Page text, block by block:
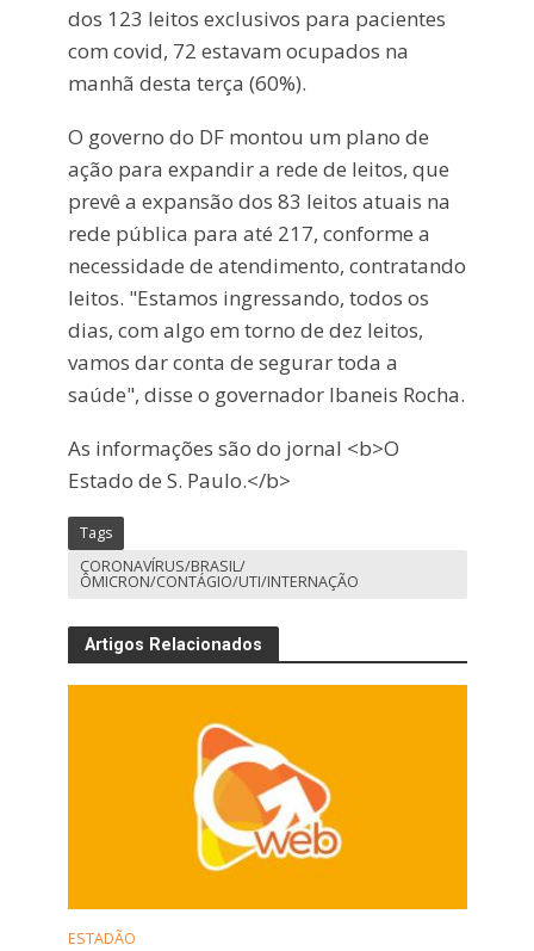
dos 123 leitos exclusivos para pacientes
com covid, 72 estavam ocupados na
manhã desta terça (60%).
O governo do DF montou um plano de
ação para expandir a rede de leitos, que
prevê a expansão dos 83 leitos atuais na
rede pública para até 217, conforme a
necessidade de atendimento, contratando
leitos. "Estamos ingressando, todos os
dias, com algo em torno de dez leitos,
vamos dar conta de segurar toda a
saúde", disse o governador Ibaneis Rocha.
As informações são do jornal <b>O
Estado de S. Paulo.</b>
Tags
CORONAVÍRUS/BRASIL/
ÔMICRON/CONTÁGIO/UTI/INTERNAÇÃO
Artigos Relacionados
ESTADÃO